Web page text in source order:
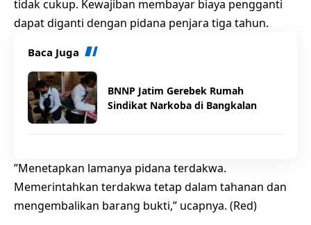
tidak cukup. Kewajiban membayar biaya pengganti
dapat diganti dengan pidana penjara tiga tahun.
Baca Juga
BNNP Jatim Gerebek Rumah
Sindikat Narkoba di Bangkalan
”Menetapkan lamanya pidana terdakwa.
Memerintahkan terdakwa tetap dalam tahanan dan
mengembalikan barang bukti,” ucapnya. (Red)